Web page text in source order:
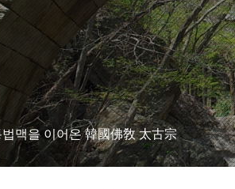
맥을 이어온 韓國佛敎 太古宗